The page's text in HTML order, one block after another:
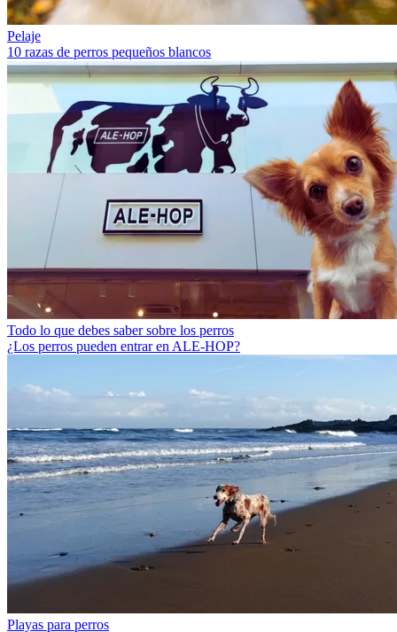
Pelaje
10 razas de perros pequeños blancos
Todo lo que debes saber sobre los perros
¿Los perros pueden entrar en ALE-HOP?
Playas para perros